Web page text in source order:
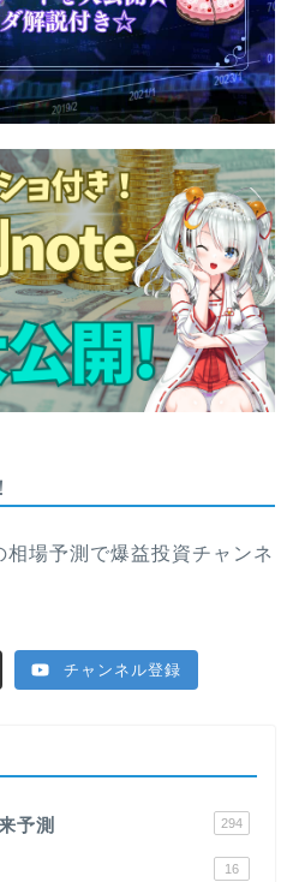
相場予測で爆益投資チャンネ
チャンネル登録
予測 294
16